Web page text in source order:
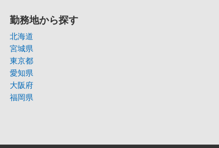
勤務地から探す
北海道
宮城県
東京都
愛知県
大阪府
福岡県